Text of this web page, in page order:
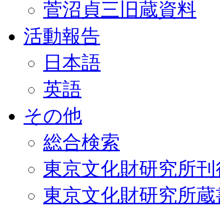
菅沼貞三旧蔵資料
活動報告
日本語
英語
その他
総合検索
東京文化財研究所
東京文化財研究所